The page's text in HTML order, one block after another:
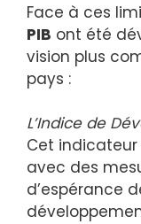
Face à ces
PIB ont été
vision plus
pays :
L’Indice de
Cet
avec des
d’espérance